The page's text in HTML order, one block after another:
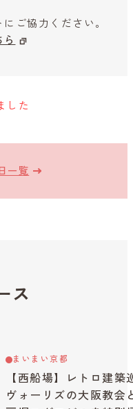
ご協力ください。
した
一覧
ス
まいまい京都
【西船場】レトロ建築
ヴォーリズの大阪教会